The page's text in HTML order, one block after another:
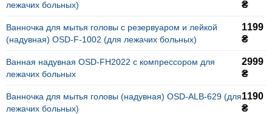
лежачих больных)
₴
Ванночка для мытья головы с резервуаром и лейкой
(надувная) OSD-F-1002 (для лежачих больных)
1199
₴
Ванная надувная OSD-FH2022 с компрессором для
лежачих больных
2999
₴
Ванночка для мытья головы (надувная) OSD-ALB-629 (для
лежачих больных)
1190
₴